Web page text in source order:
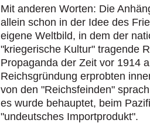
Mit anderen Worten: Die
allein schon in der Idee des
eigene Weltbild, in dem der
"kriegerische Kultur" tragende
Propaganda der Zeit vor 1914
Reichsgründung erprobten
von den "Reichsfeinden"
es wurde behauptet, beim
"undeutsches Importprodukt".